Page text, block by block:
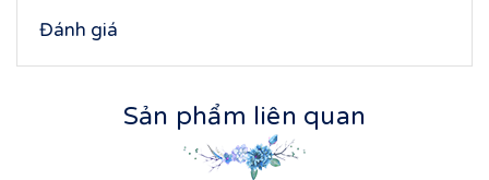
Đánh giá
Sản phẩm liên quan